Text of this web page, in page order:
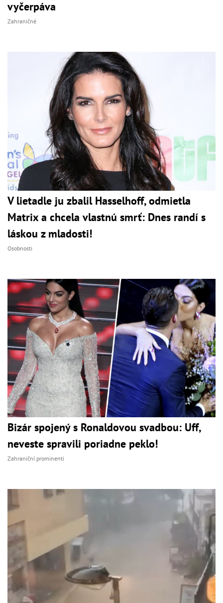
vyčerpáva
Zahraničné
V lietadle ju zbalil Hasselhoff, odmietla
Matrix a chcela vlastnú smrť: Dnes randí s
láskou z mladosti!
Osobnosti
Bizár spojený s Ronaldovou svadbou: Uff,
neveste spravili poriadne peklo!
Zahraniční prominenti